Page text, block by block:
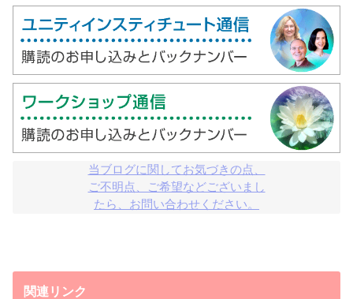
当ブログに関してお気づきの点、
ご不明点、ご希望などございまし
たら、お問い合わせください。
関連リンク